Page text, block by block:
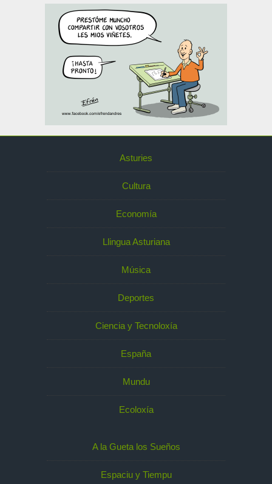
Asturies
Cultura
Economía
Llingua Asturiana
Música
Deportes
Ciencia y Tecnoloxía
España
Mundu
Ecoloxía
A la Gueta los Sueños
Espaciu y Tiempu